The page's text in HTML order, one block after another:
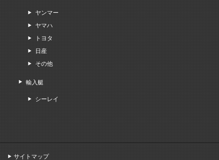
ヤンマー
ヤマハ
トヨタ
日産
その他
輸入艇
シーレイ
サイトマップ